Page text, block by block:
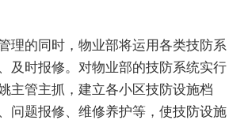
的同时，物业部将运用各类技防系
及时报修。对物业部的技防系统实行
主管主抓，建立各小区技防设施档
问题报修、维修养护等，使技防设施